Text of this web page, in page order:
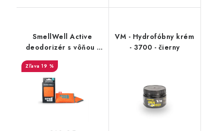
SmellWell Active
deodorizér s vôňou -
19 %
VM - Hydrofóbny krém
- 3700 - čierny